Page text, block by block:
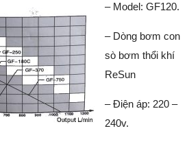
– Model: GF120.
– Dòng bơm con
sò bơm thổi khí
ReSun
– Điện áp: 220 –
240v.